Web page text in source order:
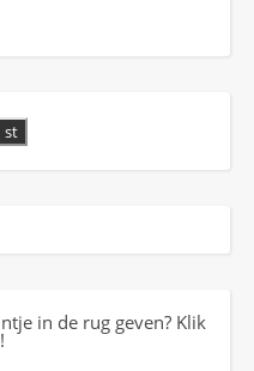
in de rug geven? Klik